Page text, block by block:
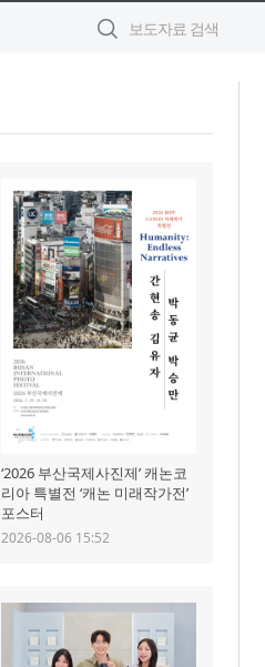
‘2026 부산국제사진제’ 캐논코
리아 특별전 ‘캐논 미래작가전’
포스터
2026-08-06 15:52